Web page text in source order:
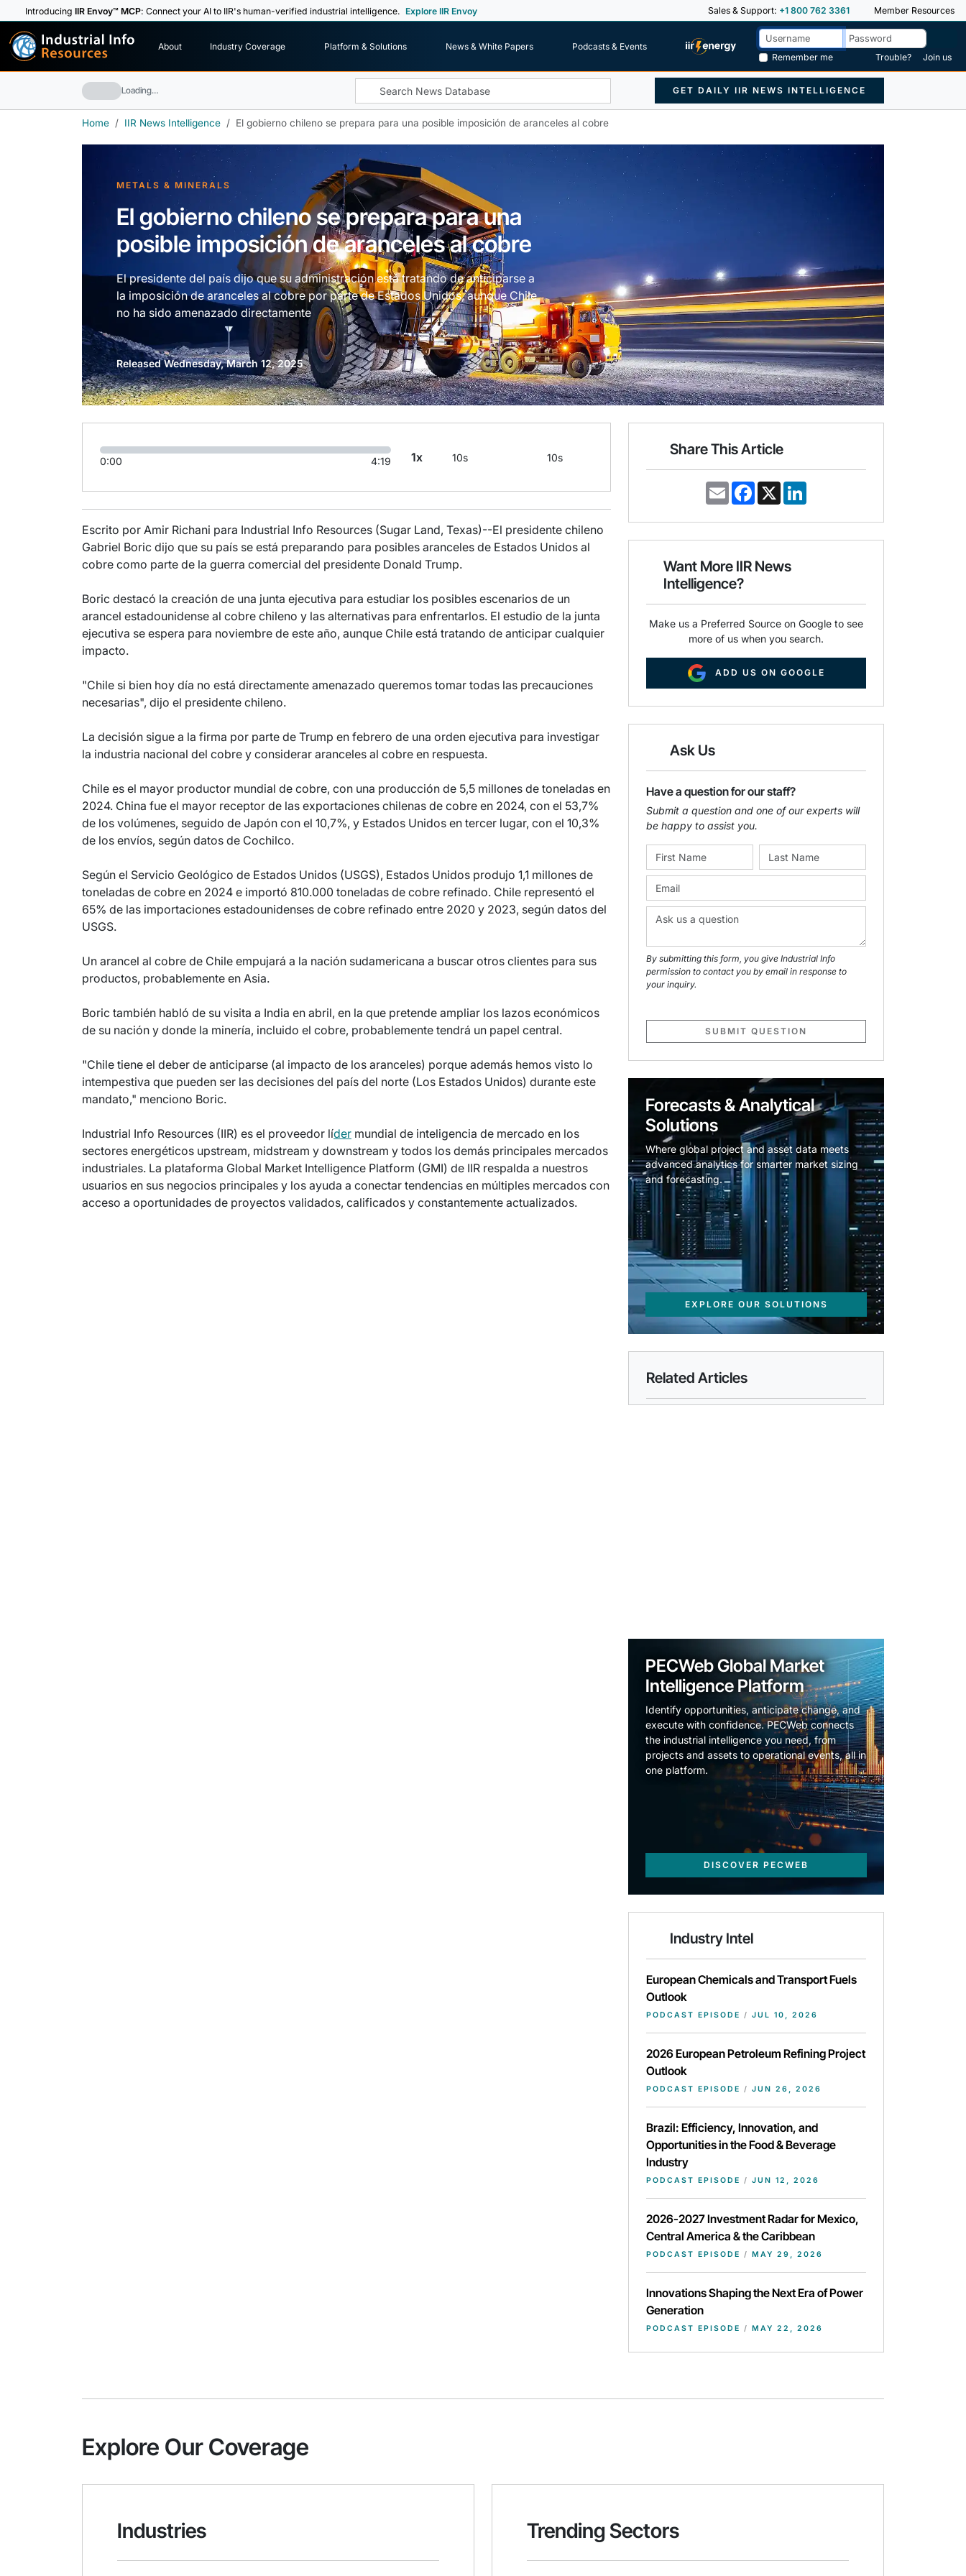
IntroducingIIR Envoy™ MCP: Connect your AI to IIR's human-verified industrial intelligence. Explore IIR Envoy Sales & Support: +1 800 762 3361 Member Resources
Industrial Info
Resources About Industry Coverage Platform & Solutions News & White Papers
Podcasts & Events
Remember me
Trouble? Join us
Loading… GET DAILY IIR NEWS INTELLIGENCE
Home IIR News Intelligence El gobierno chileno se prepara para una posible imposición de aranceles al cobre
METALS & MINERALS
El gobierno chileno se prepara para una
posible imposición de aranceles al cobre
El presidente del país dijo que su administración está tratando de anticiparse a
la imposición de aranceles al cobre por parte de Estados Unidos, aunque Chile
no ha sido amenazado directamente
Released Wednesday, March 12, 2025
0:00 4:19 1x 10s 10s
Escrito por Amir Richani para Industrial Info Resources (Sugar Land, Texas)--El presidente chileno
Gabriel Boric dijo que su país se está preparando para posibles aranceles de Estados Unidos al
cobre como parte de la guerra comercial del presidente Donald Trump.
Boric destacó la creación de una junta ejecutiva para estudiar los posibles escenarios de un
arancel estadounidense al cobre chileno y las alternativas para enfrentarlos. El estudio de la junta
ejecutiva se espera para noviembre de este año, aunque Chile está tratando de anticipar cualquier
impacto.
"Chile si bien hoy día no está directamente amenazado queremos tomar todas las precauciones
necesarias", dijo el presidente chileno.
La decisión sigue a la firma por parte de Trump en febrero de una orden ejecutiva para investigar
la industria nacional del cobre y considerar aranceles al cobre en respuesta.
Chile es el mayor productor mundial de cobre, con una producción de 5,5 millones de toneladas en
2024. China fue el mayor receptor de las exportaciones chilenas de cobre en 2024, con el 53,7%
de los volúmenes, seguido de Japón con el 10,7%, y Estados Unidos en tercer lugar, con el 10,3%
de los envíos, según datos de Cochilco.
Según el Servicio Geológico de Estados Unidos (USGS), Estados Unidos produjo 1,1 millones de
toneladas de cobre en 2024 e importó 810.000 toneladas de cobre refinado. Chile representó el
65% de las importaciones estadounidenses de cobre refinado entre 2020 y 2023, según datos del
USGS.
Un arancel al cobre de Chile empujará a la nación sudamericana a buscar otros clientes para sus
productos, probablemente en Asia.
Boric también habló de su visita a India en abril, en la que pretende ampliar los lazos económicos
de su nación y donde la minería, incluido el cobre, probablemente tendrá un papel central.
"Chile tiene el deber de anticiparse (al impacto de los aranceles) porque además hemos visto lo
intempestiva que pueden ser las decisiones del país del norte (Los Estados Unidos) durante este
mandato," menciono Boric.
Industrial Info Resources (IIR) es el proveedor líder mundial de inteligencia de mercado en los
sectores energéticos upstream, midstream y downstream y todos los demás principales mercados
industriales. La plataforma Global Market Intelligence Platform (GMI) de IIR respalda a nuestros
usuarios en sus negocios principales y los ayuda a conectar tendencias en múltiples mercados con
acceso a oportunidades de proyectos validados, calificados y constantemente actualizados.
Share This Article
E
m
i
F
a
e
o
k
X
k
d
Want More IIR News
Intelligence?
Make us a Preferred Source on Google to see
more of us when you search.
ADD US ON GOOGLE
Ask Us
Have a question for our staff?
Submit a question and one of our experts will
be happy to assist you.
By submitting this form, you give Industrial Info
permission to contact you by email in response to
your inquiry.
SUBMIT QUESTION
Forecasts & Analytical
Solutions
Where global project and asset data meets
advanced analytics for smarter market sizing
and forecasting.
EXPLORE OUR SOLUTIONS
Related Articles
PECWeb Global Market
Intelligence Platform
Identify opportunities, anticipate change, and
execute with confidence. PECWeb connects
the industrial intelligence you need, from
projects and assets to operational events, all in
one platform.
DISCOVER PECWEB
Industry Intel
European Chemicals and Transport Fuels
Outlook
PODCAST EPISODE / JUL 10, 2026
2026 European Petroleum Refining Project
Outlook
PODCAST EPISODE / JUN 26, 2026
Brazil: Efficiency, Innovation, and
Opportunities in the Food & Beverage
Industry
PODCAST EPISODE / JUN 12, 2026
2026-2027 Investment Radar for Mexico,
Central America & the Caribbean
PODCAST EPISODE / MAY 29, 2026
Innovations Shaping the Next Era of Power
Generation
PODCAST EPISODE / MAY 22, 2026
Explore Our Coverage
Industries Trending Sectors